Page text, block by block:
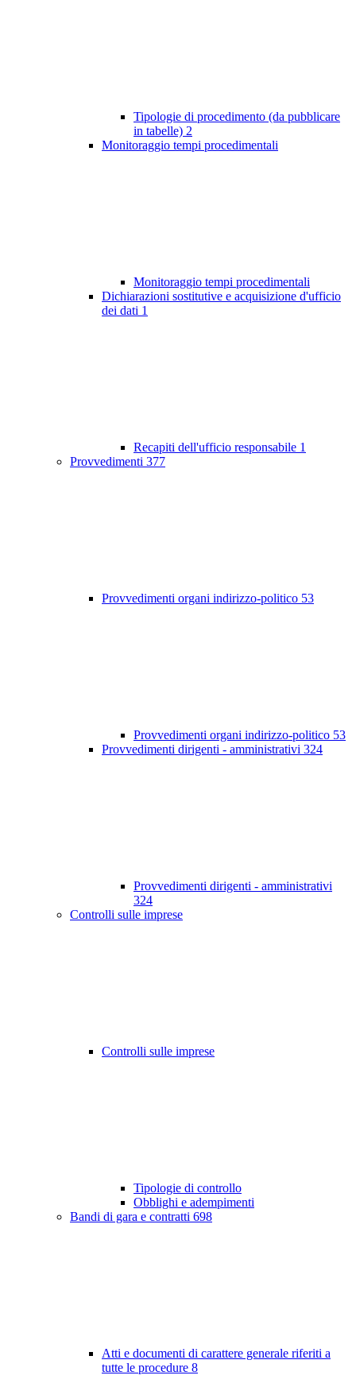
Tipologie di procedimento (da pubblicare
in tabelle) 2
Monitoraggio tempi procedimentali
Monitoraggio tempi procedimentali
Dichiarazioni sostitutive e acquisizione d'ufficio
dei dati 1
Recapiti dell'ufficio responsabile 1
Provvedimenti 377
Provvedimenti organi indirizzo-politico 53
Provvedimenti organi indirizzo-politico 53
Provvedimenti dirigenti - amministrativi 324
Provvedimenti dirigenti - amministrativi
324
Controlli sulle imprese
Controlli sulle imprese
Tipologie di controllo
Obblighi e adempimenti
Bandi di gara e contratti 698
Atti e documenti di carattere generale riferiti a
tutte le procedure 8